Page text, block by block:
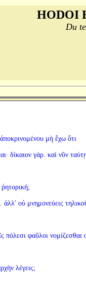
HODOI
Du
μὴ ἔχω ὅτι
δίκαιον γάρ. καὶ νῦν
ἀλλ' οὐ μνημονεύεις
πόλεσι φαῦλοι νομίζεσθαι
λέγεις;